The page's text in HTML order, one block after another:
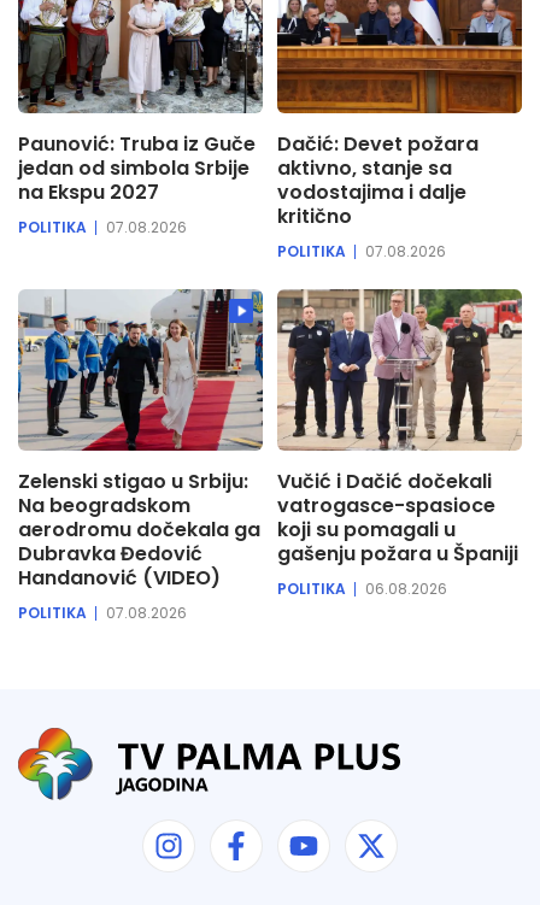
Paunović: Truba iz Guče
jedan od simbola Srbije
na Ekspu 2027
POLITIKA 07.08.2026
Dačić: Devet požara
aktivno, stanje sa
vodostajima i dalje
kritično
POLITIKA 07.08.2026
Zelenski stigao u Srbiju:
Na beogradskom
aerodromu dočekala ga
Dubravka Đedović
Handanović (VIDEO)
POLITIKA 07.08.2026
Vučić i Dačić dočekali
vatrogasce-spasioce
koji su pomagali u
gašenju požara u Španiji
POLITIKA 06.08.2026